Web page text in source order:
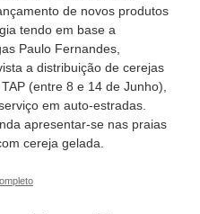
de novos produtos
tendo em base a
Paulo Fernandes,
a distribuição de cerejas
(entre 8 e 14 de Junho),
em auto-estradas.
apresentar-se nas praias
cereja gelada.